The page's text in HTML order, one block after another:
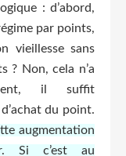
: d’abord,
par points,
vieillesse sans
? Non, cela n’a
il suffit
du point.
augmentation
Si c’est au